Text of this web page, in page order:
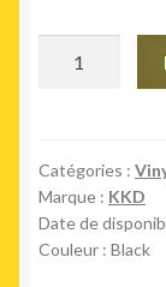
Secret
Room
Catégories :
Marque : KKD
Date de
Couleur : Black